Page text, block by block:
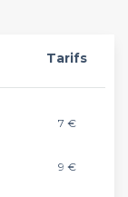
Tarifs
7 €
9 €